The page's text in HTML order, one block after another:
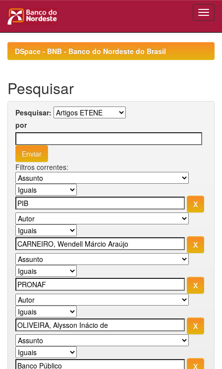
navigationDSpace - BNB - Banco do Nordeste do Brasil
Pesquisar
Pesquisar:
por
Filtros correntes: